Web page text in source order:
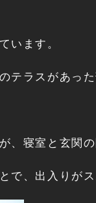
います。
テラスがあっ
、寝室と玄関
で、出入りがス